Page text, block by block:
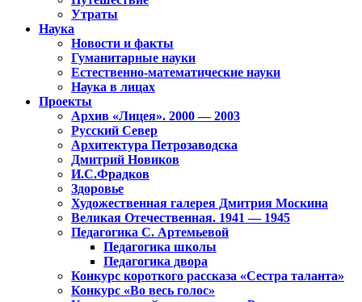
Утраты
Наука
Новости и факты
Гуманитарные науки
Естественно-математические науки
Наука в лицах
Проекты
Архив «Лицея». 2000 — 2003
Русский Север
Архитектура Петрозаводска
Дмитрий Новиков
И.С.Фрадков
Здоровье
Художественная галерея Дмитрия Москина
Великая Отечественная. 1941 — 1945
Педагогика С. Артемьевой
Педагогика школы
Педагогика двора
Конкурс короткого рассказа «Сестра таланта»
Конкурс «Во весь голос»